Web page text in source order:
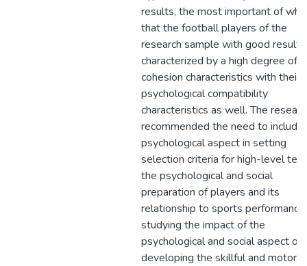
results, the most important of
that the football players of the
research sample with good
characterized by a high degree of
cohesion characteristics with their
psychological compatibility
characteristics as well. The
recommended the need to include
psychological aspect in setting
selection criteria for high-level
the psychological and social
preparation of players and its
relationship to sports performance,
studying the impact of the
psychological and social aspect on
developing the skillful and motor